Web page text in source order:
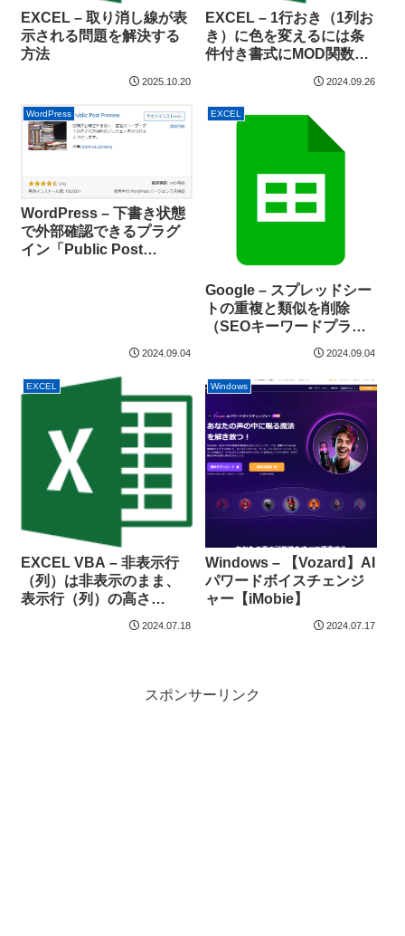
EXCEL – 取り消し線が表
示される問題を解決する
方法
2025.10.20
EXCEL – 1行おき（1列お
き）に色を変えるには条
件付き書式にMOD関数を
2024.09.26
WordPress
WordPress – 下書き状態
で外部確認できるプラグ
イン「Public Post
2024.09.04
EXCEL
Google – スプレッドシー
トの重複と類似を削除
（SEOキーワードプラン
2024.09.04
EXCEL
EXCEL VBA – 非表示行
（列）は非表示のまま、
表示行（列）の高さ
（幅）を一括変更する
2024.07.18
Windows
Windows – 【Vozard】AI
パワードボイスチェンジ
ャー【iMobie】
2024.07.17
スポンサーリンク